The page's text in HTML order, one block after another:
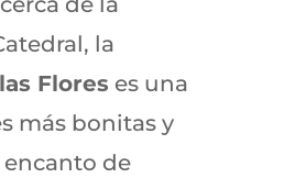
la
Flores es una
más bonitas y
de